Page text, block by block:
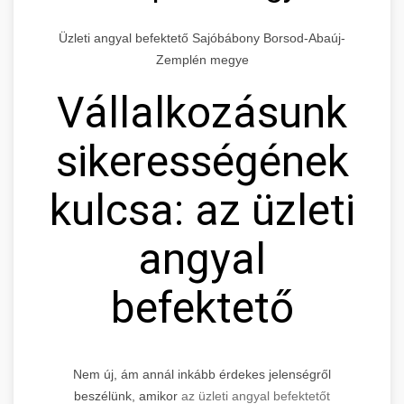
Üzleti angyal befektető Sajóbábony Borsod-Abaúj-
Zemplén megye
Vállalkozásunk
sikerességének
kulcsa: az üzleti
angyal
befektető
Nem új, ám annál inkább érdekes jelenségről
beszélünk, amikor az üzleti angyal befektetőt